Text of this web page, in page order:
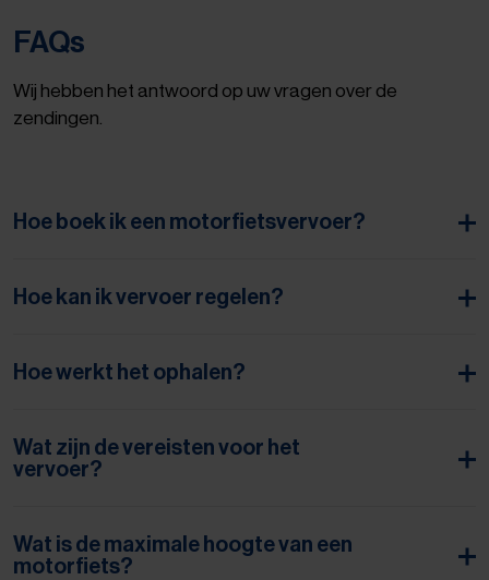
FAQs
Wij hebben het antwoord op uw vragen over de
zendingen.
Hoe boek ik een motorfietsvervoer?
Hoe kan ik vervoer regelen?
Hoe werkt het ophalen?
Wat zijn de vereisten voor het
vervoer?
Wat is de maximale hoogte van een
motorfiets?